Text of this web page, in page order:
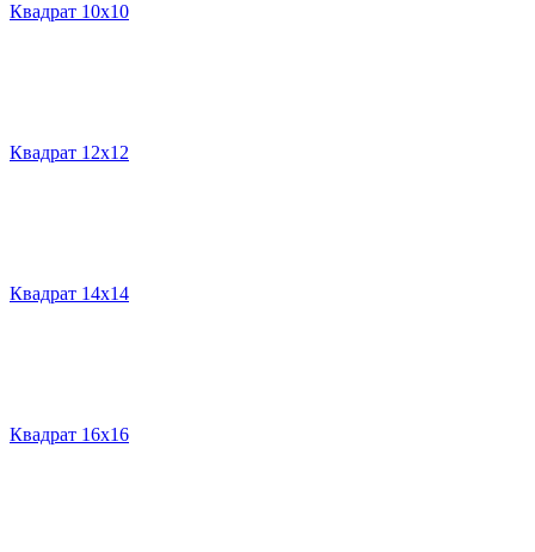
Квадрат 10х10
Квадрат 12х12
Квадрат 14х14
Квадрат 16х16